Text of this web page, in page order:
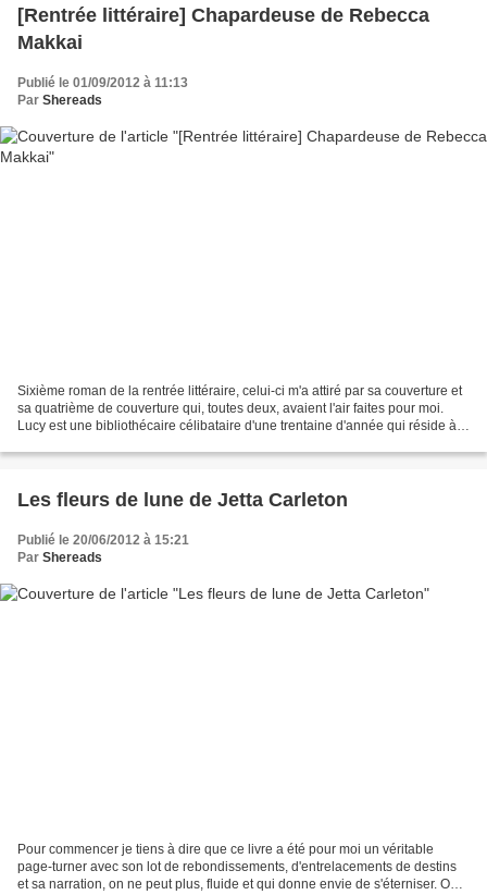
[Rentrée littéraire] Chapardeuse de Rebecca
Makkai
Publié le 01/09/2012 à 11:13
Par Shereads
Sixième roman de la rentrée littéraire, celui-ci m'a attiré par sa couverture et
sa quatrième de couverture qui, toutes deux, avaient l'air faites pour moi.
Lucy est une bibliothécaire célibataire d'une trentaine d'année qui réside à
Les fleurs de lune de Jetta Carleton
Publié le 20/06/2012 à 15:21
Par Shereads
Pour commencer je tiens à dire que ce livre a été pour moi un véritable
page-turner avec son lot de rebondissements, d'entrelacements de destins
et sa narration, on ne peut plus, fluide et qui donne envie de s'éterniser. On